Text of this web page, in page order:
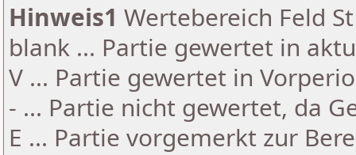
Hinweis1 Wertebereich Feld
blank ... Partie gewertet in
V ... Partie gewertet in
- ... Partie nicht gewertet, da
E ... Partie vorgemerkt zur